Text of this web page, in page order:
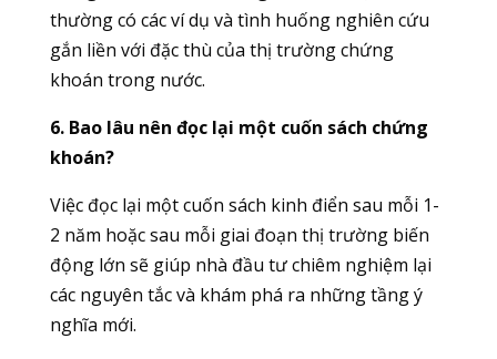
thường có các ví dụ và tình huống nghiên cứu
gắn liền với đặc thù của thị trường chứng
khoán trong nước.
6. Bao lâu nên đọc lại một cuốn sách chứng
khoán?
Việc đọc lại một cuốn sách kinh điển sau mỗi 1-
2 năm hoặc sau mỗi giai đoạn thị trường biến
động lớn sẽ giúp nhà đầu tư chiêm nghiệm lại
các nguyên tắc và khám phá ra những tầng ý
nghĩa mới.